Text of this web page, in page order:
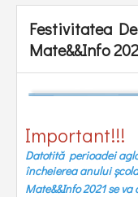
Festivitatea
Mate&&Info
Important!!!
Datotită perioadei
încheierea anului
Mate&&Info 2021 se